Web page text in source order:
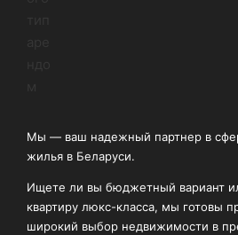
Мы — ваш надежный партнер в
жилья в Беларуси.
Ищете ли вы бюджетный вариант
квартиру люкс-класса, мы готовы
широкий выбор недвижимости в